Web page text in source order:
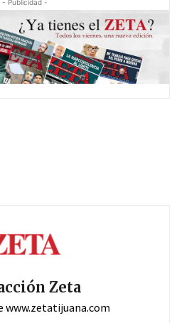
- Publicidad -
Zeta
www.zetatijuana.com